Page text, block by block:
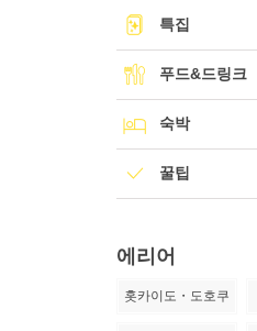
특집
푸드&드링크
숙박
꿀팁
에리어
홋카이도・도호쿠